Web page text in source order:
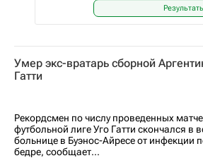
Умер экс-вратарь сборной
Гатти
Рекордсмен по числу проведенных
футбольной лиге Уго Гатти скончался в
больнице в Буэнос-Айресе от инфекции
бедре, сообщает...